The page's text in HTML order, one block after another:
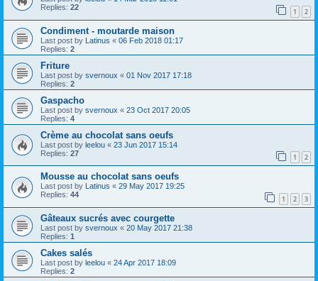
Replies: 22 1 2
Condiment - moutarde maison
Last post by Latinus « 06 Feb 2018 01:17
Replies: 2
Friture
Last post by svernoux « 01 Nov 2017 17:18
Replies: 2
Gaspacho
Last post by svernoux « 23 Oct 2017 20:05
Replies: 4
Crème au chocolat sans oeufs
Last post by leelou « 23 Jun 2017 15:14
Replies: 27 1 2
Mousse au chocolat sans oeufs
Last post by Latinus « 29 May 2017 19:25
Replies: 44 1 2 3
Gâteaux sucrés avec courgette
Last post by svernoux « 20 May 2017 21:38
Replies: 1
Cakes salés
Last post by leelou « 24 Apr 2017 18:09
Replies: 2